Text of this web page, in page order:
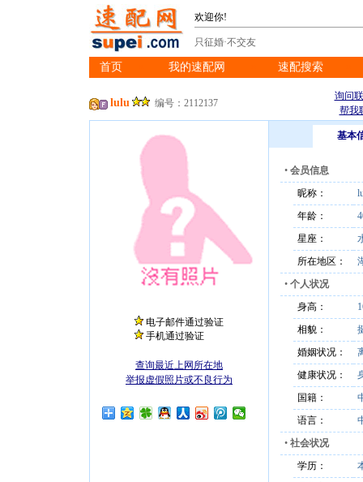
欢迎你!
只征婚·不交友
首页 我的速配网 速配搜索
lulu 编号：2112137
询问
帮我
电子邮件通过验证
手机通过验证
查询最近上网所在地
举报虚假照片或不良行为
基本
• 会员信息
昵称：
年龄：
星座：
所在地区：
• 个人状况
身高：
相貌：
婚姻状况：
健康状况：
国籍：
语言：
• 社会状况
学历：